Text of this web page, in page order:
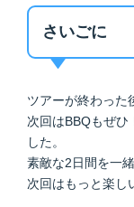
さいごに
ツアーが終わった
次回はBBQもぜひ
した。
素敵な2日間を一
次回はもっと楽し